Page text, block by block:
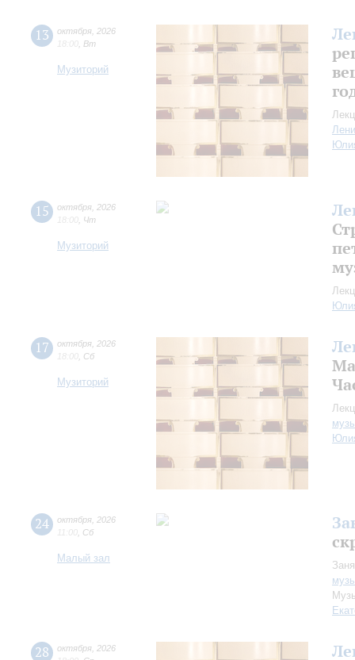
13 октября 2026
18:00 Вт
Музиторий
15 октября 2026
18:00 Чт
Музиторий
17 октября 2026
18:00 Сб
Музиторий
24 октября 2026
11:00 Сб
Малый зал
28 октября 2026